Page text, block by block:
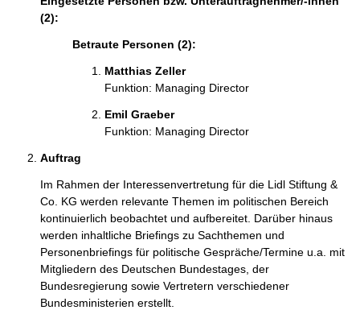
(2):
Betraute Personen (2):
Matthias Zeller
Funktion: Managing Director
Emil Graeber
Funktion: Managing Director
Auftrag
Im Rahmen der Interessenvertretung für die Lidl Stiftung &
Co. KG werden relevante Themen im politischen Bereich
kontinuierlich beobachtet und aufbereitet. Darüber hinaus
werden inhaltliche Briefings zu Sachthemen und
Personenbriefings für politische Gespräche/Termine u.a. mit
Mitgliedern des Deutschen Bundestages, der
Bundesregierung sowie Vertretern verschiedener
Bundesministerien erstellt.